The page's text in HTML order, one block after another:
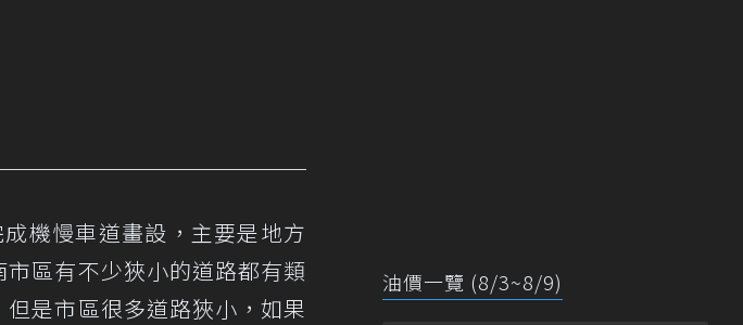
機慢車道畫設，主要是地方
區有不少狹小的道路都有類
是市區很多道路狹小，如果
油價一覽 (8/3~8/9)